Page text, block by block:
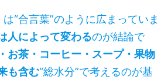
は“合言葉”のように広まっていま
人によって変わるのが結論で
お茶・コーヒー・スープ・果物
も含む“総水分”で考えるのが基